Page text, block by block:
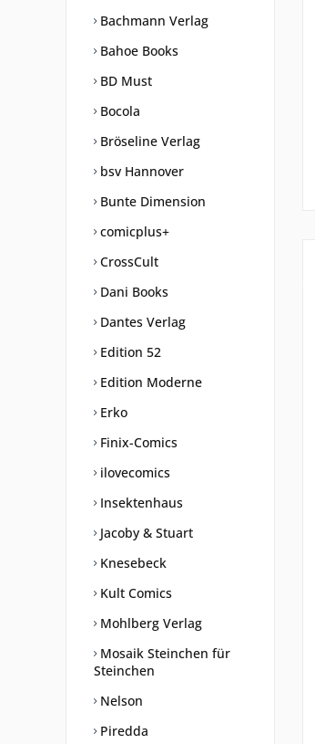
Bachmann Verlag
Bahoe Books
BD Must
Bocola
Bröseline Verlag
bsv Hannover
Bunte Dimension
comicplus+
CrossCult
Dani Books
Dantes Verlag
Edition 52
Edition Moderne
Erko
Finix-Comics
ilovecomics
Insektenhaus
Jacoby & Stuart
Knesebeck
Kult Comics
Mohlberg Verlag
Mosaik Steinchen für
Steinchen
Nelson
Piredda